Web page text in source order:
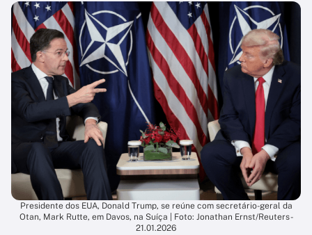
Presidente dos EUA, Donald Trump, se reúne com secretário-geral da
Otan, Mark Rutte, em Davos, na Suíça | Foto: Jonathan Ernst/Reuters -
21.01.2026